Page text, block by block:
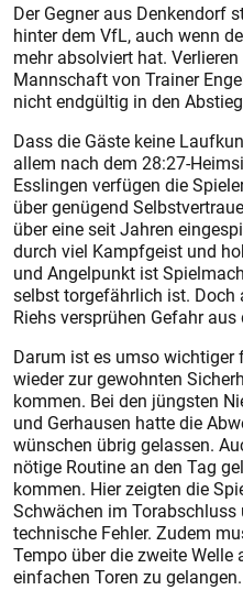
Der Gegner aus Denkendorf
hinter dem VfL, auch wenn
mehr absolviert hat.
Mannschaft von Trainer
nicht endgültig in den
Dass die Gäste keine
allem nach dem 28:27-
Esslingen verfügen die
über genügend
über eine seit Jahren
durch viel Kampfgeist und
und Angelpunkt ist
selbst torgefährlich ist.
Riehs versprühen Gefahr
Darum ist es umso wichtiger
wieder zur gewohnten
kommen. Bei den jüngsten
und Gerhausen hatte die
wünschen übrig gelassen.
nötige Routine an den Tag
kommen. Hier zeigten die
Schwächen im
technische Fehler. Zudem
Tempo über die zweite Welle
einfachen Toren zu gelangen.